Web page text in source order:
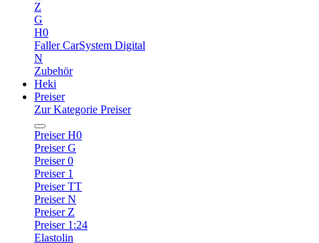
Z
G
H0
Faller CarSystem Digital
N
Zubehör
Heki
Preiser
Zur Kategorie Preiser
Preiser H0
Preiser G
Preiser 0
Preiser 1
Preiser TT
Preiser N
Preiser Z
Preiser 1:24
Elastolin